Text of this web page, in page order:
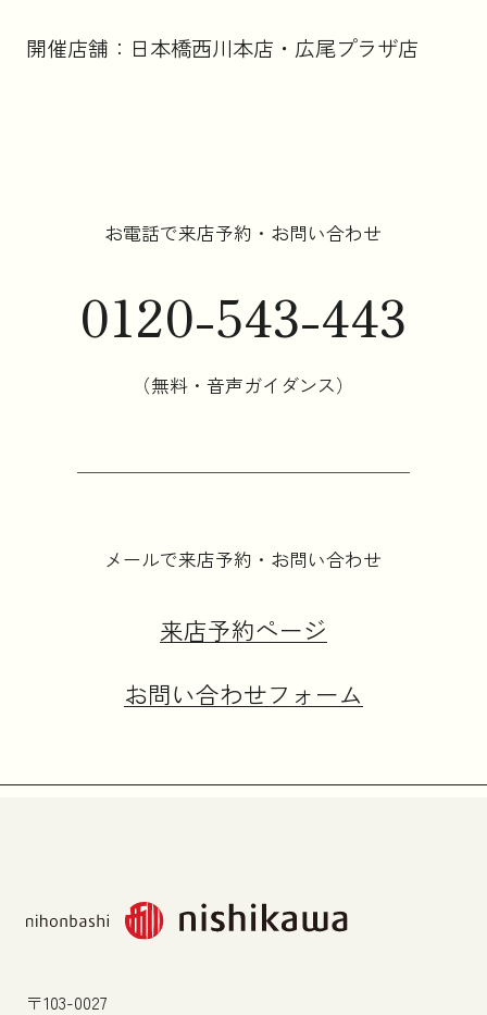
開催店舗：日本橋西川本店・広尾プラザ店
お電話で来店予約・お問い合わせ
0120-543-443
（無料・音声ガイダンス）
メールで来店予約・お問い合わせ
来店予約ページ
お問い合わせフォーム
〒103-0027